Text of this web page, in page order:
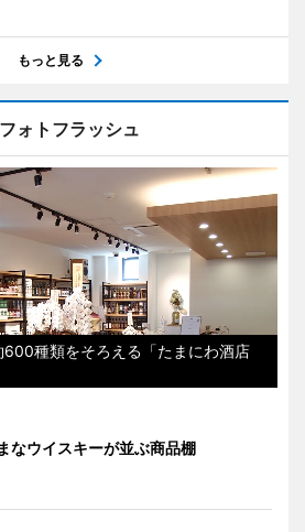
もっと見る
フォトフラッシュ
600種類をそろえる「たまにわ酒店
なウイスキーが並ぶ商品棚